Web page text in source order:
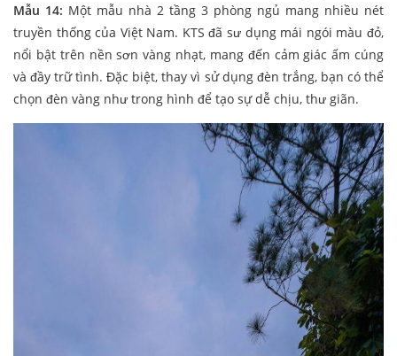
Mẫu 14: Một mẫu nhà 2 tầng 3 phòng ngủ mang nhiều nét
truyền thống của Việt Nam. KTS đã sư dụng mái ngói màu đỏ,
nổi bật trên nền sơn vàng nhạt, mang đến cảm giác ấm cúng
và đầy trữ tình. Đặc biệt, thay vì sử dụng đèn trắng, bạn có thể
chọn đèn vàng như trong hình để tạo sự dễ chịu, thư giãn.